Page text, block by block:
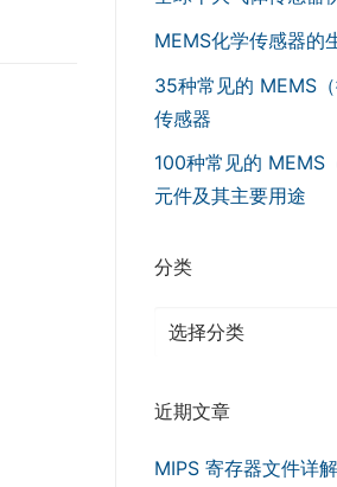
MEMS化学传感器的
35种常见的 MEMS（
传感器
100种常见的 MEMS
元件及其主要用途
分类
分
近期文章
MIPS 寄存器文件详